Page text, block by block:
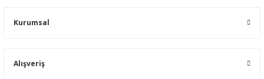
Kurumsal
Alışveriş